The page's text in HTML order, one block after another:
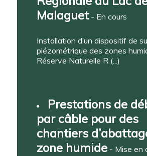
Malaguet- En cours
Installation d’un dispositif de
piézométrique des zones
Réserve Naturelle R (...)
Prestations de
par câble pour des
chantiers
zone humide- Mise en